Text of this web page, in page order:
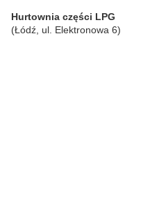
Hurtownia części LPG
(Łódź, ul. Elektronowa 6)